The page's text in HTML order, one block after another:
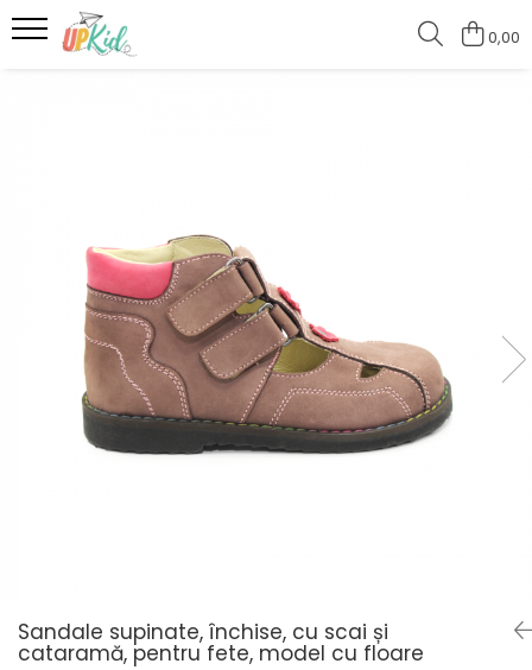
0,00
Sandale supinate, închise, cu scai și
cataramă, pentru fete, model cu floare